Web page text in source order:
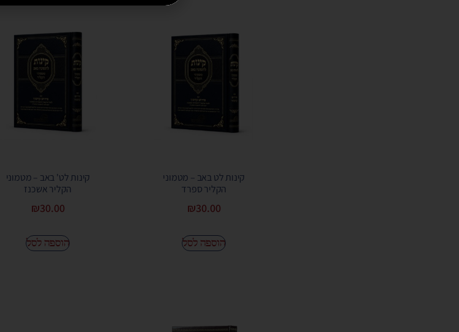
קינות לט באב – מטמוני
הקליר ספרד
₪30.00
הוספה לסל
קינות לט' באב – מטמוני
הקליר אשכנז
₪30.00
הוספה לסל